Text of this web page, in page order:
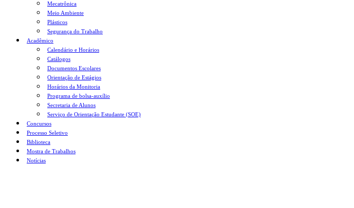
Mecatrônica
Meio Ambiente
Plásticos
Segurança do Trabalho
Acadêmico
Calendário e Horários
Catálogos
Documentos Escolares
Orientação de Estágios
Horários da Monitoria
Programa de bolsa-auxílio
Secretaria de Alunos
Serviço de Orientação Estudante (SOE)
Concursos
Processo Seletivo
Biblioteca
Mostra de Trabalhos
Notícias